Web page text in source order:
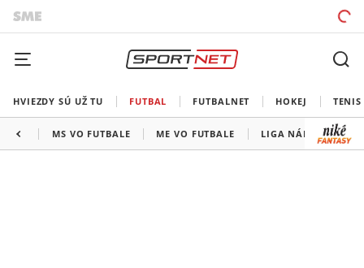
HVIEZDY SÚ UŽ TU FUTBAL FUTBALNET HOKEJ TENIS
MS VO FUTBALE ME VO FUTBALE LIGA NÁRODOV